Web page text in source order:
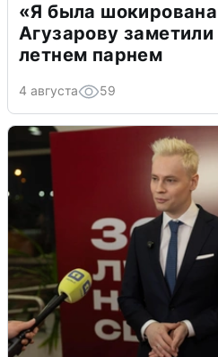
«Я была
Агузарову
летнем парнем
4 августа 59